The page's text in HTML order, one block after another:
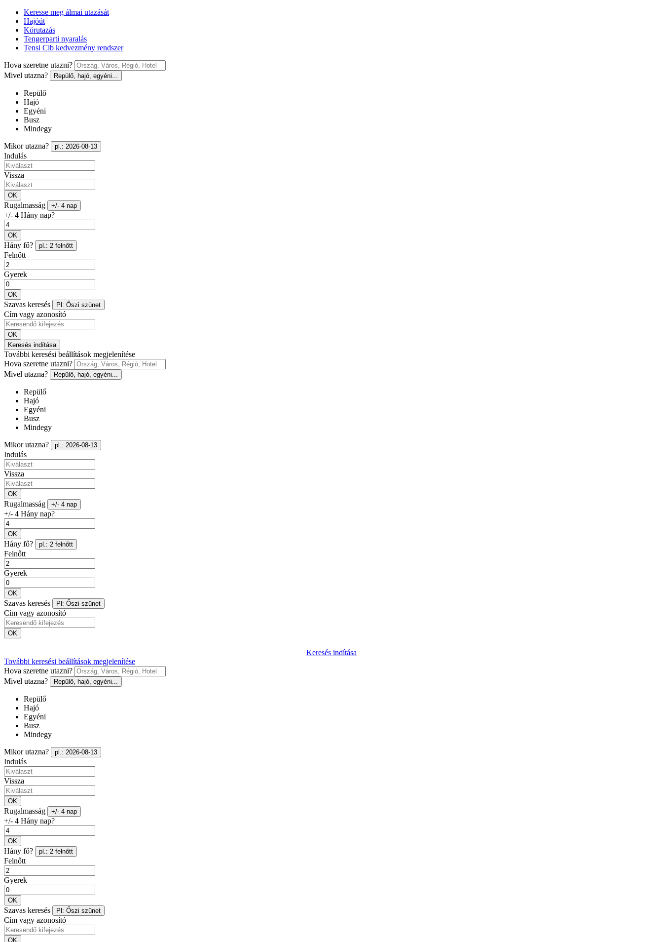
Keresse meg álmai utazását
Hajóút
Körutazás
Tengerparti nyaralás
Tensi Cib kedvezmény rendszer
Hova szeretne utazni?
Mivel utazna?
Repülő, hajó, egyéni...
Repülő
Hajó
Egyéni
Busz
Mindegy
Mikor utazna? pl.: 2026-08-13
Indulás
Vissza
OK
Rugalmasság +/- 4 nap
+/- 4 Hány nap?
OK
Hány fő? pl.: 2 felnőtt
Felnőtt
Gyerek
OK
Szavas keresés Pl: Őszi szünet
Cím vagy azonosító
OK
Keresés indítása
További keresési beállítások megjelenítése
Hova szeretne utazni?
Mivel utazna?
Repülő, hajó, egyéni...
Repülő
Hajó
Egyéni
Busz
Mindegy
Mikor utazna? pl.: 2026-08-13
Indulás
Vissza
OK
Rugalmasság +/- 4 nap
+/- 4 Hány nap?
OK
Hány fő? pl.: 2 felnőtt
Felnőtt
Gyerek
OK
Szavas keresés Pl: Őszi szünet
Cím vagy azonosító
OK
Keresés indítása
További keresési beállítások megjelenítése
Hova szeretne utazni?
Mivel utazna?
Repülő, hajó, egyéni...
Repülő
Hajó
Egyéni
Busz
Mindegy
Mikor utazna? pl.: 2026-08-13
Indulás
Vissza
OK
Rugalmasság +/- 4 nap
+/- 4 Hány nap?
OK
Hány fő? pl.: 2 felnőtt
Felnőtt
Gyerek
OK
Szavas keresés Pl: Őszi szünet
Cím vagy azonosító
OK